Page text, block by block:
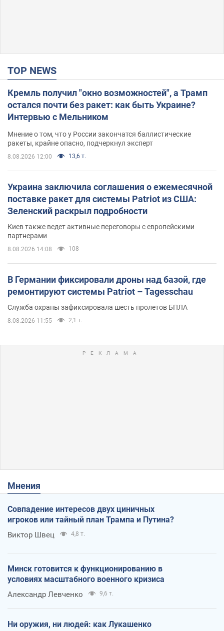
TOP NEWS
Кремль получил "окно возможностей", а Трамп
остался почти без ракет: как быть Украине?
Интервью с Мельником
Мнение о том, что у России закончатся баллистические
ракеты, крайне опасно, подчеркнул эксперт
8.08.2026 12:00 13,6 т.
Украина заключила соглашения о ежемесячной
поставке ракет для системы Patriot из США:
Зеленский раскрыл подробности
Киев также ведет активные переговоры с европейскими
партнерами
8.08.2026 14:08 108
В Германии фиксировали дроны над базой, где
ремонтируют системы Patriot – Tagesschau
Служба охраны зафиксировала шесть пролетов БПЛА
8.08.2026 11:55 2,1 т.
Мнения
Совпадение интересов двух циничных
игроков или тайный план Трампа и Путина?
Виктор Швец 4,8 т.
Минск готовится к функционированию в
условиях масштабного военного кризиса
Александр Левченко 9,6 т.
Ни оружия, ни людей: как Лукашенко